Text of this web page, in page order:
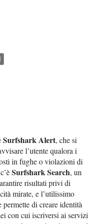
Surfshark Alert, che si
l’utente qualora i
in fughe o violazioni di
Surfshark Search, un
risultati privi di
mirate, e l’utilissimo
di creare identità
con cui iscriversi ai servizi